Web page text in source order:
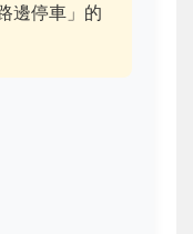
邊停車」的